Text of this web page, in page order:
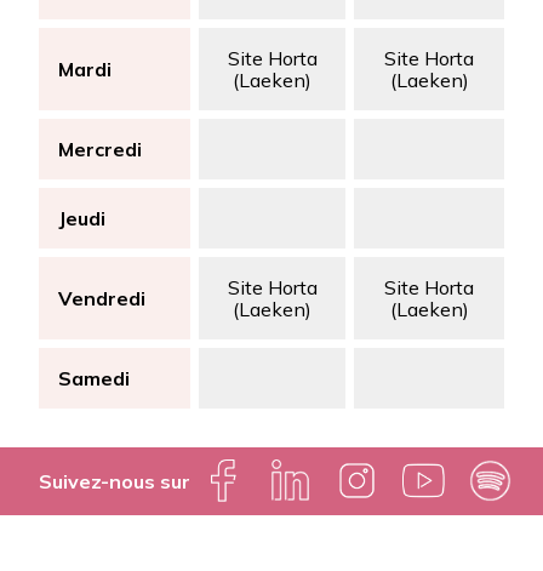
Mardi
Site Horta
(Laeken)
Site Horta
(Laeken)
Mercredi
Jeudi
Vendredi
Site Horta
(Laeken)
Site Horta
(Laeken)
Samedi
Suivez-nous sur